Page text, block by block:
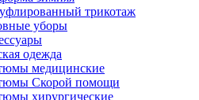
трикотаж
уборы
одежда
медицинские
Скорой помощи
хирургические